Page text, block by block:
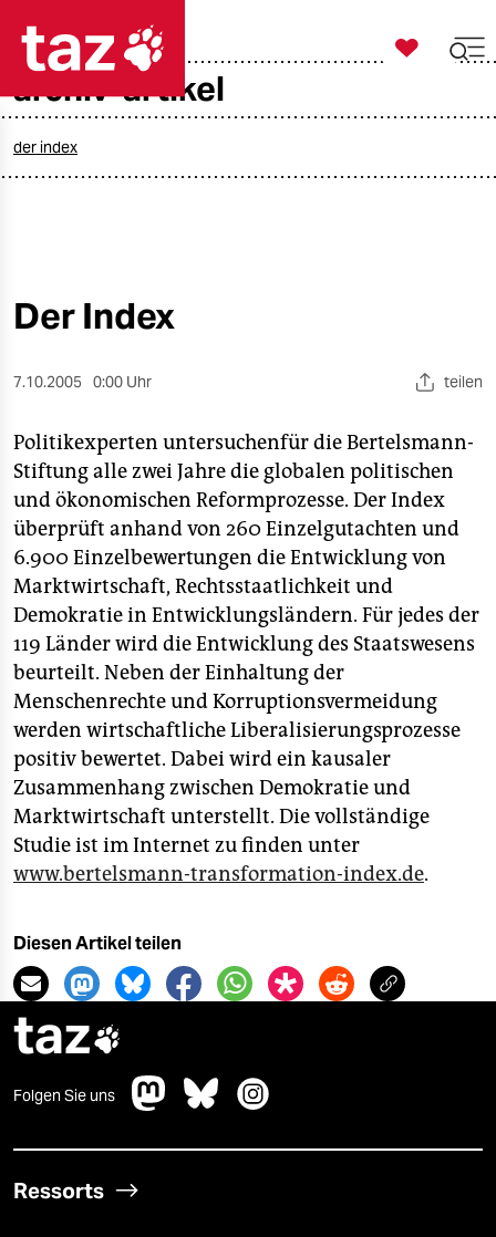
öko
sport
berlin
nord
wahrheit
verlag
verlag
veranstaltungen
shop
fragen & hilfe
unterstützen
genossenschaft
epaper login

taz zahl ich
archiv-artikel
der index
Der Index
7.10.2005 0:00 Uhr teilen
Politikexperten untersuchenfür die Bertelsmann-
Stiftung alle zwei Jahre die globalen politischen
und ökonomischen Reformprozesse. Der Index
überprüft anhand von 260 Einzelgutachten und
6.900 Einzelbewertungen die Entwicklung von
Marktwirtschaft, Rechtsstaatlichkeit und
Demokratie in Entwicklungsländern. Für jedes der
119 Länder wird die Entwicklung des Staatswesens
beurteilt. Neben der Einhaltung der
Menschenrechte und Korruptionsvermeidung
werden wirtschaftliche Liberalisierungsprozesse
positiv bewertet. Dabei wird ein kausaler
Zusammenhang zwischen Demokratie und
Marktwirtschaft unterstellt. Die vollständige
Studie ist im Internet zu finden unter
www.bertelsmann-transformation-index.de.
Diesen Artikel teilen
taz
Folgen Sie uns
Ressorts